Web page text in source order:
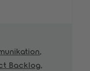
,
Backlog,